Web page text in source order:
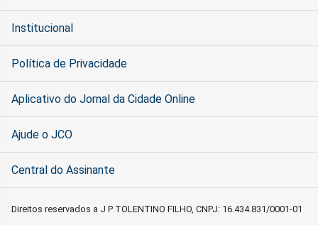
Institucional
Política de Privacidade
Aplicativo do Jornal da Cidade Online
Ajude o JCO
Central do Assinante
Direitos reservados a J P TOLENTINO FILHO, CNPJ: 16.434.831/0001-01